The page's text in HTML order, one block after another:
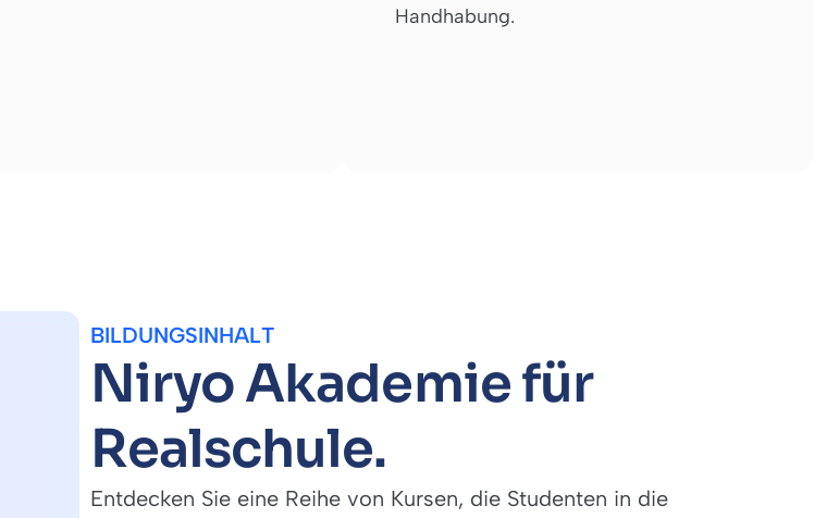
Handhabung.
BILDUNGSINHALT
Niryo Akademie für
Realschule.
Entdecken Sie eine Reihe von Kursen, die Studenten in die